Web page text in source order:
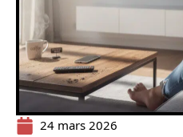
24 mars 2026